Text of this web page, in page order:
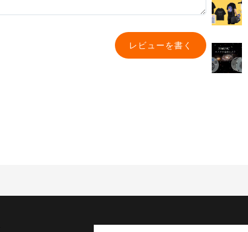
レビューを書く